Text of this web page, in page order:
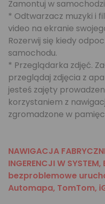
Zamontuj w
* Odtwarzacz muzyki i
video na ekranie
Rozerwij się kiedy
samochodu.
* Przeglądarka zdjęć.
przeglądaj zdjęcia z
jesteś zajęty
korzystaniem z
zgromadzone w
NAWIGACJA
INGERENCJI W
bezproblemowe
Automapa, TomTom,